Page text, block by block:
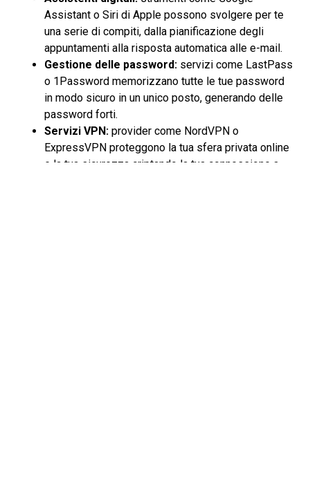
Assistant o Siri di Apple possono svolgere per te
una serie di compiti, dalla pianificazione degli
appuntamenti alla risposta automatica alle e-mail.
Gestione delle password: servizi come LastPass
o 1Password memorizzano tutte le tue password
in modo sicuro in un unico posto, generando delle
password forti.
Servizi VPN: provider come NordVPN o
ExpressVPN proteggono la tua sfera privata online
e la tua sicurezza criptando la tua connessione a